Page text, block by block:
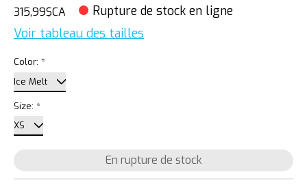
315,99$CA Rupture de stock en ligne
Voir tableau des tailles
Color: *
Size: *
En rupture de stock